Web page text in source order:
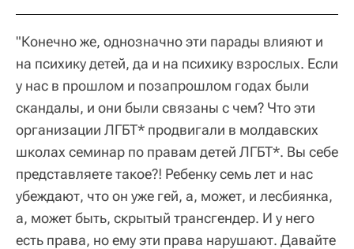
"Конечно же, однозначно эти парады влияют и
на психику детей, да и на психику взрослых. Если
у нас в прошлом и позапрошлом годах были
скандалы, и они были связаны с чем? Что эти
организации ЛГБТ* продвигали в молдавских
школах семинар по правам детей ЛГБТ*. Вы себе
представляете такое?! Ребенку семь лет и нас
убеждают, что он уже гей, а, может, и лесбиянка,
а, может быть, скрытый трансгендер. И у него
есть права, но ему эти права нарушают. Давайте